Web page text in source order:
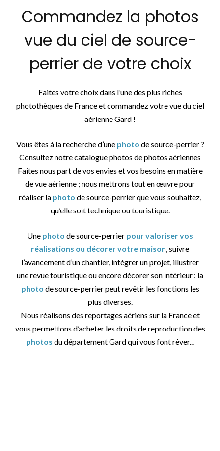
Commandez la photos
vue du ciel de source-
perrier de votre choix
Faites votre choix dans l’une des plus riches
photothèques de France et commandez votre vue du ciel
aérienne Gard !
Vous êtes à la recherche d’une photo de source-perrier ?
Consultez notre catalogue photos de photos aériennes
Faites nous part de vos envies et vos besoins en matière
de vue aérienne ; nous mettrons tout en œuvre pour
réaliser la photo de source-perrier que vous souhaitez,
qu’elle soit technique ou touristique.
Une photo de source-perrier pour valoriser vos
réalisations ou décorer votre maison, suivre
l’avancement d’un chantier, intégrer un projet, illustrer
une revue touristique ou encore décorer son intérieur : la
photo de source-perrier peut revêtir les fonctions les
plus diverses.
Nous réalisons des reportages aériens sur la France et
vous permettons d’acheter les droits de reproduction des
photos du département Gard qui vous font rêver...